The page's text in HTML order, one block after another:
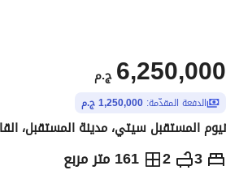
ج.م 6,250,000
الدفعة المقدّمة: 1,250,000 ج.م
نيوم المستقبل سيتي، مدينة المستقبل،
3
2 161 متر مربع ج.م6,250,000